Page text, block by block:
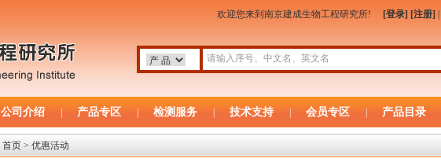
欢迎您来到南京建成生物工程研究所! [登录] [注册]
公司介绍 产品专区 检测服务 技术支持 会员专区 产品目录
首页> 优惠活动